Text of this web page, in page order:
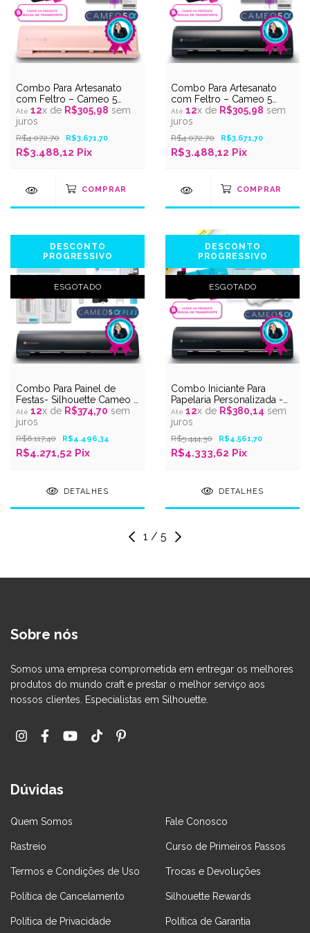
Combo Para Artesanato
com Feltro – Cameo 5
Alpha Rosa Fosco –
Silhouette Experts
12x de R$305,98 sem
juros
R$4.072,70 R$3.671,70
R$3.488,12 Pix
Combo Para Artesanato
com Feltro – Cameo 5
Alpha Preto Fosco –
Silhouette Experts
12x de R$305,98 sem
juros
R$4.072,70 R$3.671,70
R$3.488,12 Pix
DESCONTO
PROGRESSIVO
ESGOTADO
Combo Para Painel de
Festas- Silhouette Cameo 5
Alpha Plus - Silhouette
Experts
12x de R$374,70 sem
juros
R$6.117,40 R$4.496,34
R$4.271,52 Pix
DETALHES
DESCONTO
PROGRESSIVO
ESGOTADO
Combo Iniciante Para
Papelaria Personalizada -
Cameo 5 Alpha Preto
Fosco – Silhouette Experts
12x de R$380,14 sem
juros
R$5.444,30 R$4.561,70
R$4.333,62 Pix
DETALHES
1 / 5
Sobre nós
Somos uma empresa comprometida em entregar os melhores
produtos do mundo craft e prestar o melhor serviço aos
nossos clientes. Especialistas em Silhouette.
Dúvidas
Quem Somos Fale Conosco
Rastreio Curso de Primeiros Passos
Termos e Condições de Uso Trocas e Devoluções
Política de Cancelamento Silhouette Rewards
Política de Privacidade Política de Garantia